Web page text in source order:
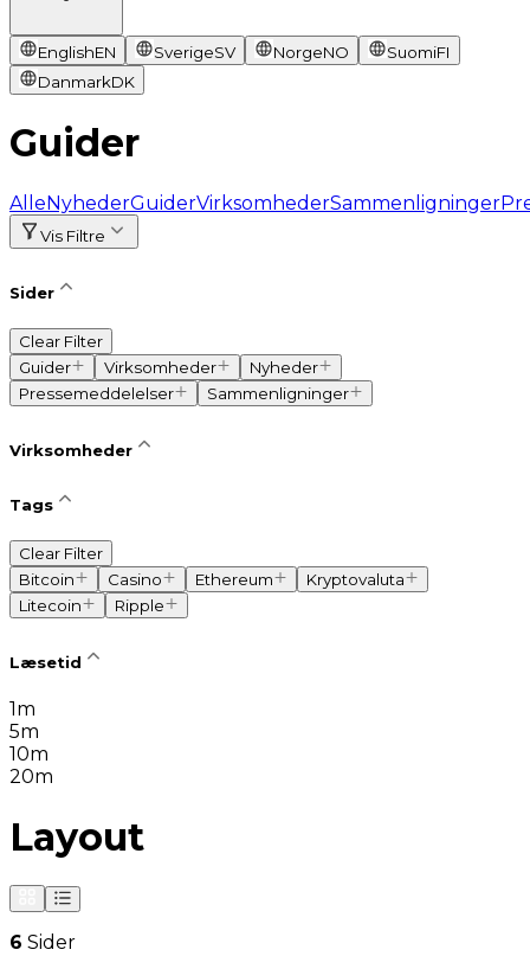
EnglishEN SverigeSV NorgeNO SuomiFI
DanmarkDK
Guider
AlleNyhederGuiderVirksomhederSammenligninger
Vis Filtre
Sider
Clear Filter
Guider
Virksomheder
Nyheder
Pressemeddelelser
Sammenligninger
Virksomheder
Tags
Clear Filter
Bitcoin
Casino Ethereum
Kryptovaluta
Litecoin
Ripple
Læsetid
1m
5m
10m
20m
Layout
6 Sider